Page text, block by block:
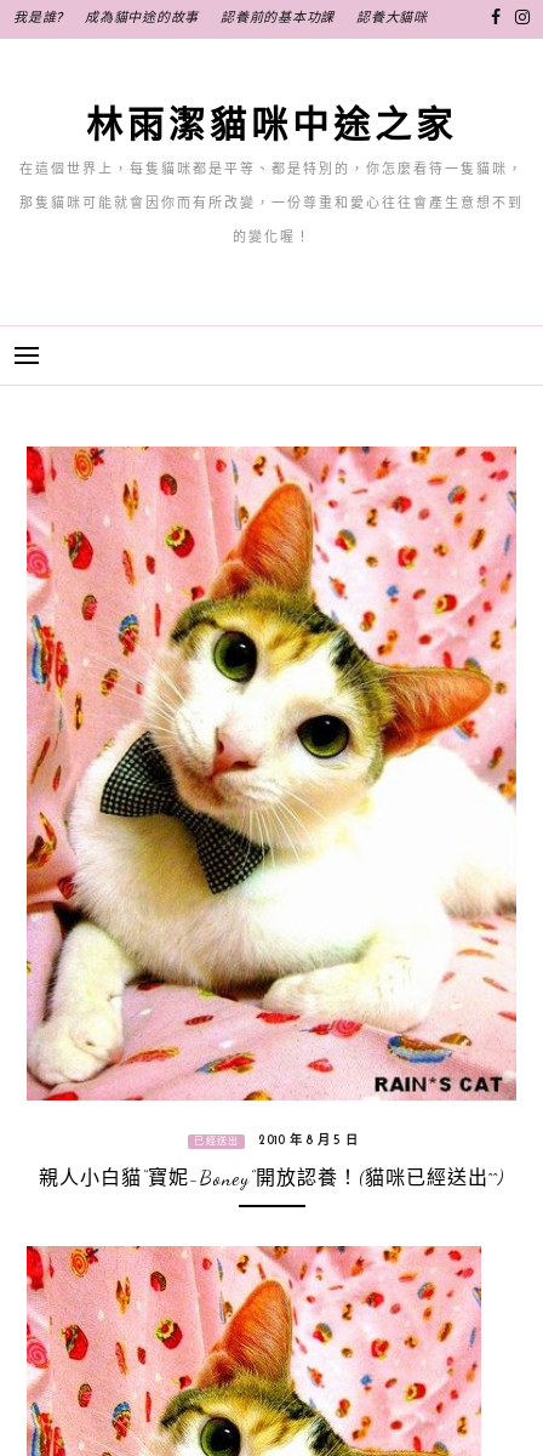
至
我是誰? 成為貓中途的故事 認養前的基本功課 認養大貓咪
林雨潔貓咪中途之家
在這個世界上，每隻貓咪都是平等、都是特別的，你怎麼看待一隻貓咪，
那隻貓咪可能就會因你而有所改變，一份尊重和愛心往往會產生意想不到
的變化喔！
已經送出 2010 年 8 月 5 日
親人小白貓“寶妮-Boney”開放認養！(貓咪已經送出^^)